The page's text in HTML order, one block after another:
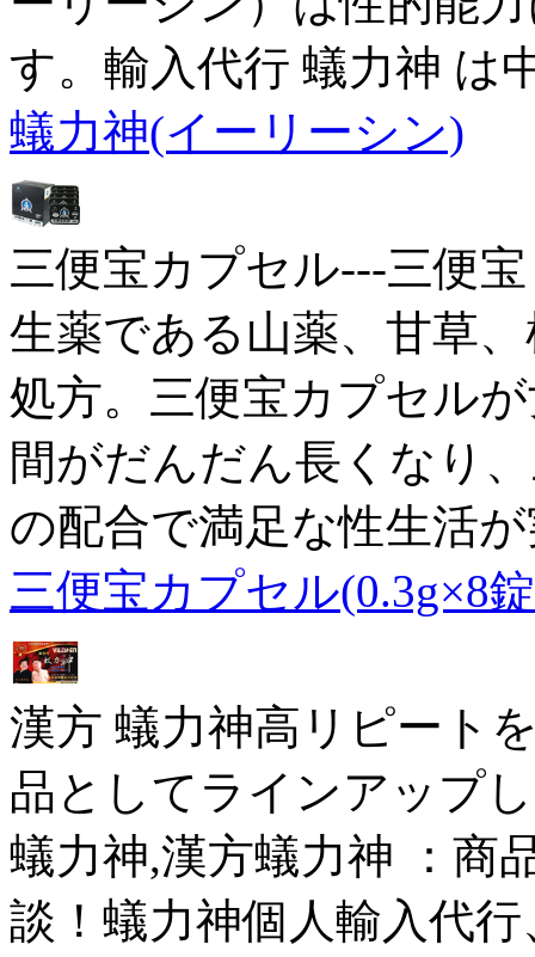
す。輸入代行 蟻力神 は
蟻力神(イーリーシン)
三便宝カプセル---三便
生薬である山薬、甘草
処方。三便宝カプセル
間がだんだん長くなり
の配合で満足な性生活
三便宝カプセル(0.3g×8
漢方 蟻力神高リピート
品としてラインアップ
蟻力神,漢方蟻力神 ：商
談！蟻力神個人輸入代